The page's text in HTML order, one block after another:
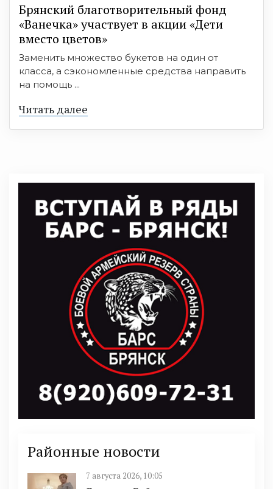
Брянский благотворительный фонд
«Ванечка» участвует в акции «Дети
вместо цветов»
Заменить множество букетов на один от
класса, а сэкономленные средства направить
на помощь ...
Читать далее
Районные новости
7 августа 2026, 10:05